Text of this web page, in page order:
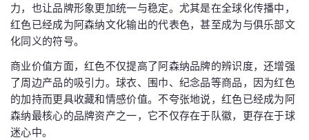
力，也让品牌形象更加统一与稳定。尤其是在全球化传播中，
红色已经成为阿森纳文化输出的代表色，甚至成为与俱乐部文
化同义的符号。
商业价值方面，红色不仅提高了阿森纳品牌的辨识度，还增强
了周边产品的吸引力。球衣、围巾、纪念品等商品，因为红色
的加持而更具收藏和情感价值。不夸张地说，红色已经成为阿
森纳最核心的品牌资产之一，它不仅存在于队徽，更存在于球
迷心中。